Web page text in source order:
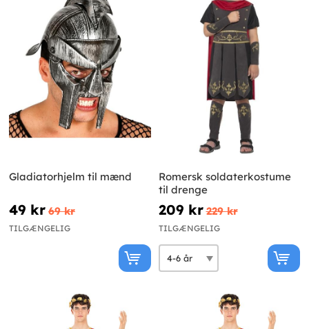
Gladiatorhjelm til mænd
49 kr 69 kr
TILGÆNGELIG
Romersk soldaterkostume
til drenge
209 kr 229 kr
TILGÆNGELIG